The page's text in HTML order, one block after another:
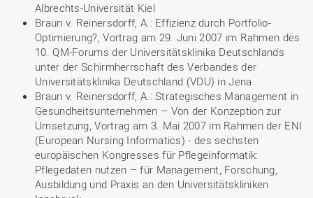
Albrechts-Universität Kiel
Braun v. Reinersdorff, A.: Effizienz durch Portfolio-
Optimierung?, Vortrag am 29. Juni 2007 im Rahmen des
10. QM-Forums der Universitätsklinika Deutschlands
unter der Schirmherrschaft des Verbandes der
Universitätsklinika Deutschland (VDU) in Jena
Braun v. Reinersdorff, A.: Strategisches Management in
Gesundheitsunternehmen – Von der Konzeption zur
Umsetzung, Vortrag am 3. Mai 2007 im Rahmen der ENI
(European Nursing Informatics) - des sechsten
europäischen Kongresses für Pflegeinformatik:
Pflegedaten nutzen – für Management, Forschung,
Ausbildung und Praxis an den Universitätskliniken